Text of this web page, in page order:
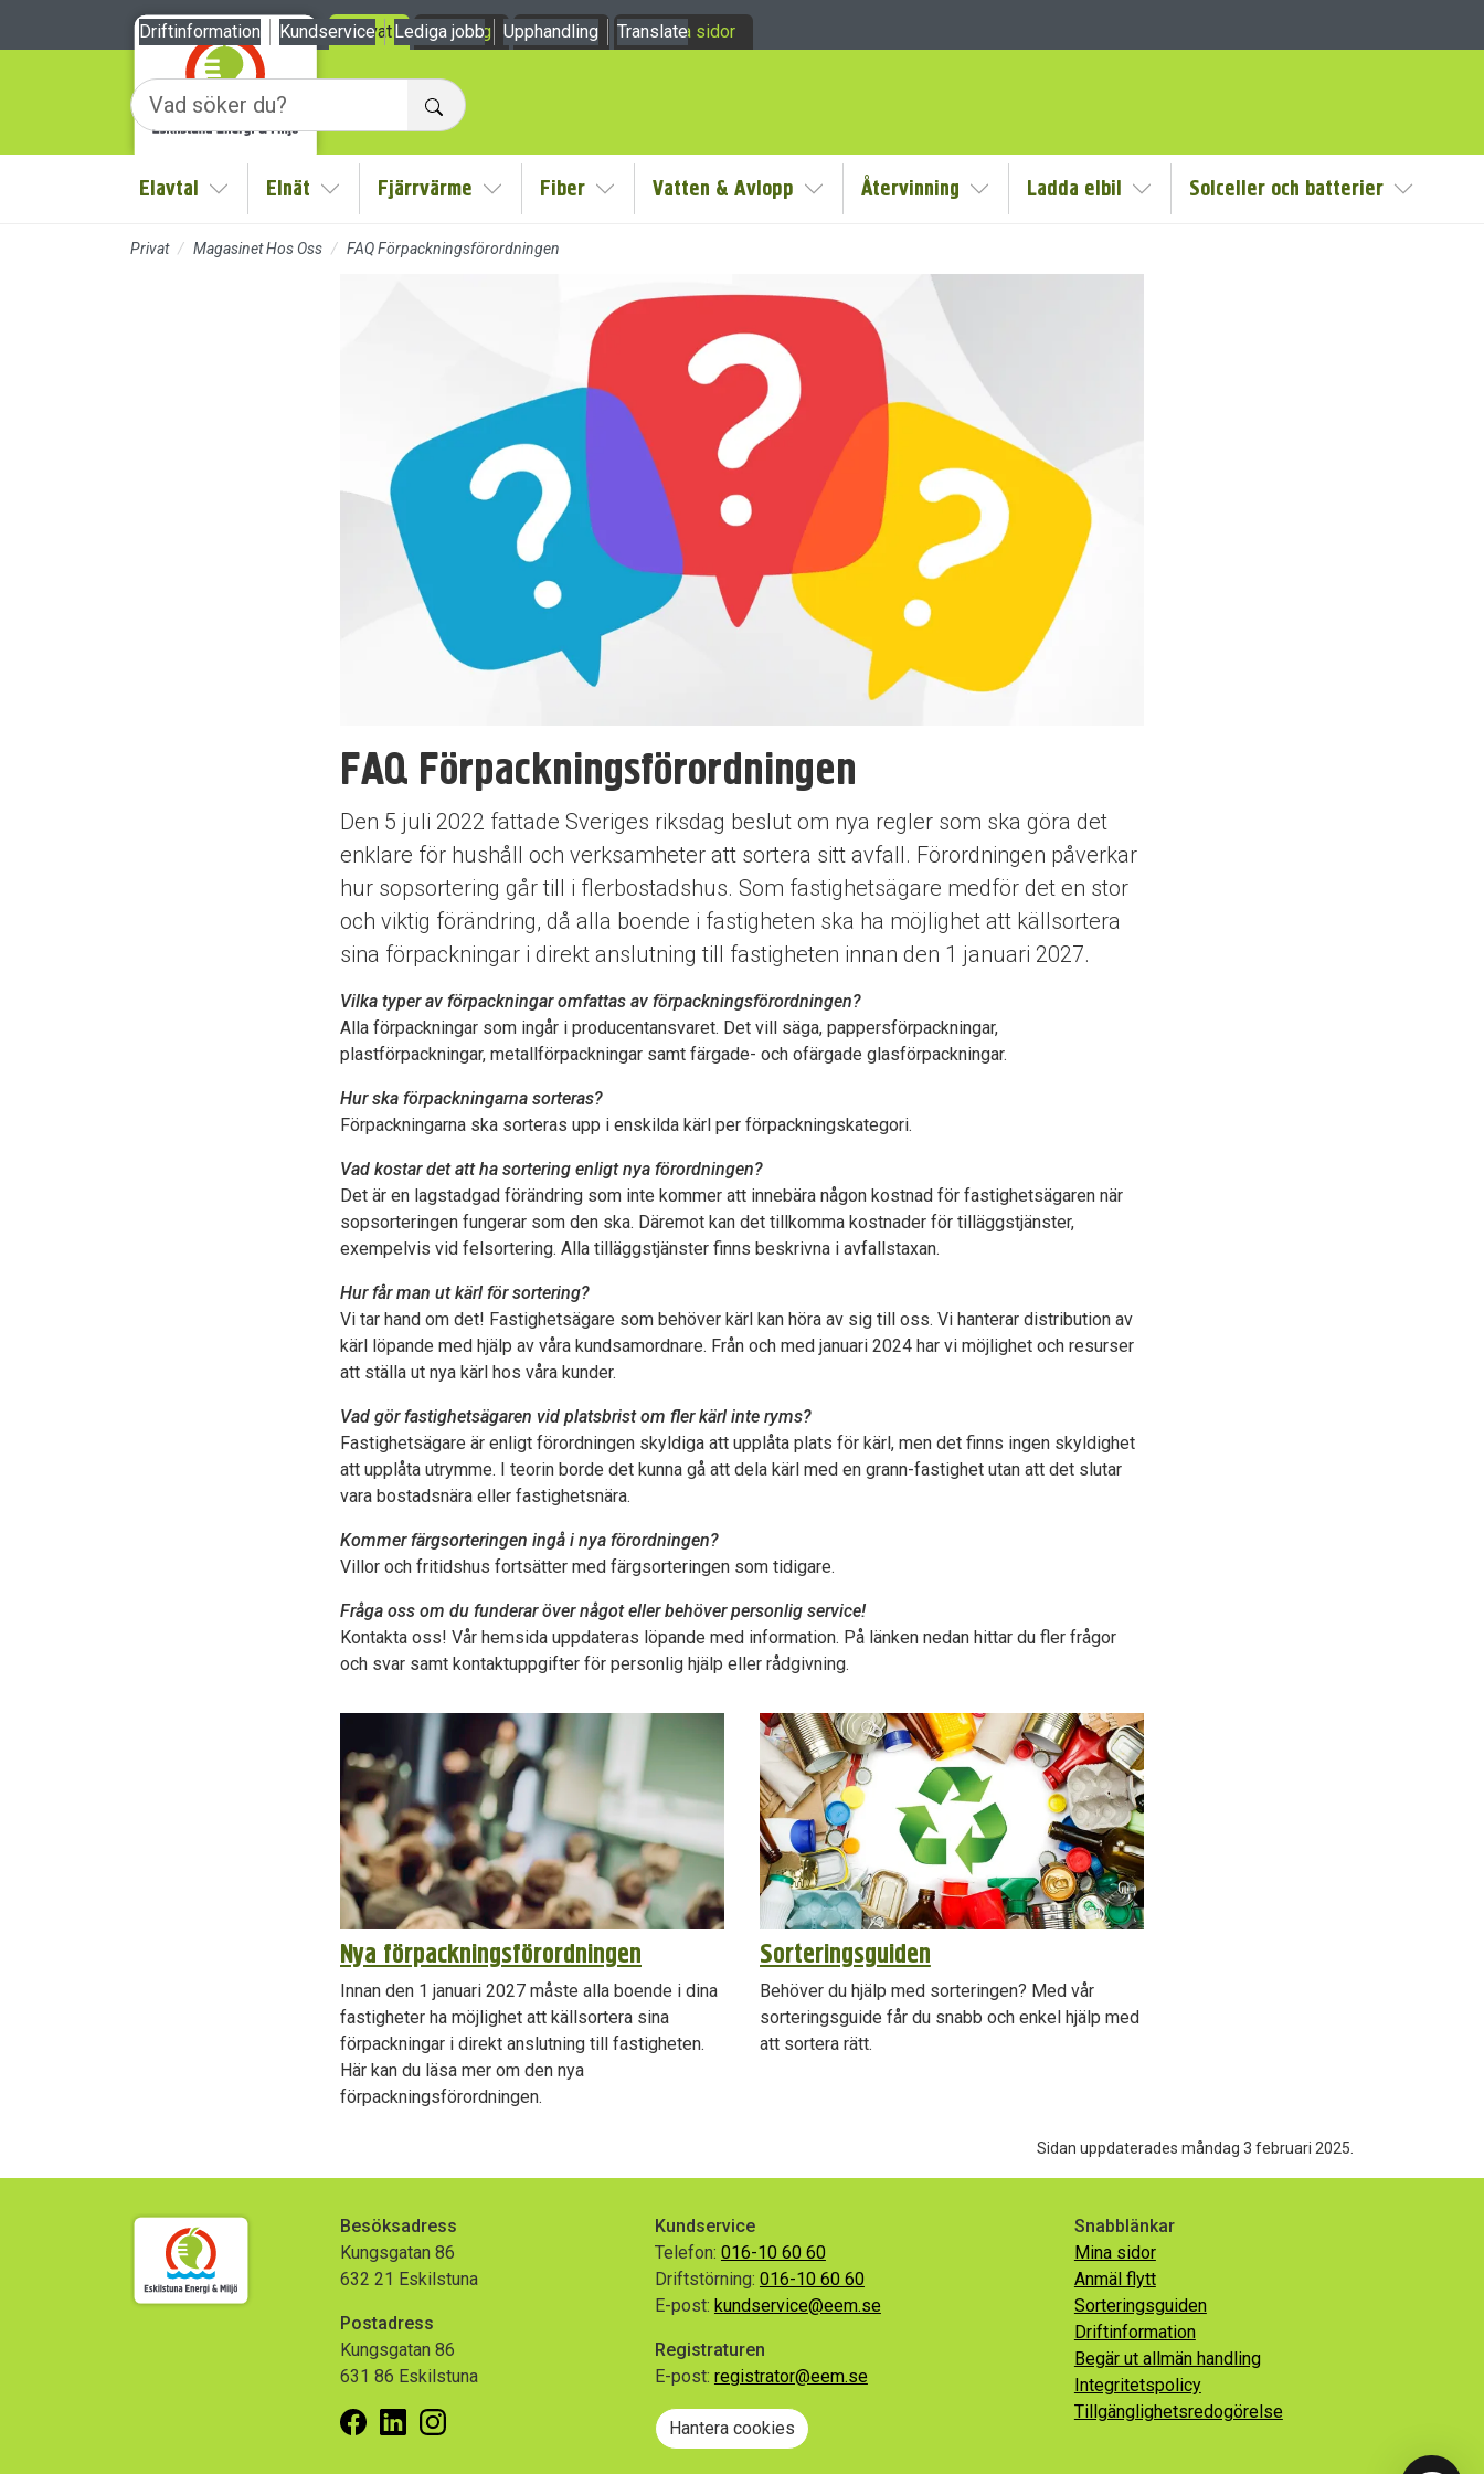
Till sidans huvudinnehåll
Privat
Företag Om oss Mina sidor
Sök
Elavtal Visa/Göm undermeny
Elnät Visa/Göm undermeny
Fjärrvärme Visa/Göm undermeny
Fiber Visa/Göm undermeny
Vatten & Avlopp Visa/Göm undermeny
Återvinning Visa/Göm undermeny
Ladda elbil Visa/Göm undermeny
Solceller och batterier Visa/Göm
Driftinformation Kundservice Lediga jobb Upphandling Translate
Privat Magasinet Hos Oss FAQ Förpackningsförordningen
FAQ Förpackningsförordningen
Den 5 juli 2022 fattade Sveriges riksdag beslut om nya regler som ska göra det
enklare för hushåll och verksamheter att sortera sitt avfall. Förordningen påverkar
hur sopsortering går till i flerbostadshus. Som fastighetsägare medför det en stor
och viktig förändring, då alla boende i fastigheten ska ha möjlighet att källsortera
sina förpackningar i direkt anslutning till fastigheten innan den 1 januari 2027.
Vilka typer av förpackningar omfattas av förpackningsförordningen?
Alla förpackningar som ingår i producentansvaret. Det vill säga, pappersförpackningar,
plastförpackningar, metallförpackningar samt färgade- och ofärgade glasförpackningar.
Hur ska förpackningarna sorteras?
Förpackningarna ska sorteras upp i enskilda kärl per förpackningskategori.
Vad kostar det att ha sortering enligt nya förordningen?
Det är en lagstadgad förändring som inte kommer att innebära någon kostnad för fastighetsägaren när
sopsorteringen fungerar som den ska. Däremot kan det tillkomma kostnader för tilläggstjänster,
exempelvis vid felsortering. Alla tilläggstjänster finns beskrivna i avfallstaxan.
Hur får man ut kärl för sortering?
Vi tar hand om det! Fastighetsägare som behöver kärl kan höra av sig till oss. Vi hanterar distribution av
kärl löpande med hjälp av våra kundsamordnare. Från och med januari 2024 har vi möjlighet och resurser
att ställa ut nya kärl hos våra kunder.
Vad gör fastighetsägaren vid platsbrist om fler kärl inte ryms?
Fastighetsägare är enligt förordningen skyldiga att upplåta plats för kärl, men det finns ingen skyldighet
att upplåta utrymme. I teorin borde det kunna gå att dela kärl med en grann-fastighet utan att det slutar
vara bostadsnära eller fastighetsnära.
Kommer färgsorteringen ingå i nya förordningen?
Villor och fritidshus fortsätter med färgsorteringen som tidigare.
Fråga oss om du funderar över något eller behöver personlig service!
Kontakta oss! Vår hemsida uppdateras löpande med information. På länken nedan hittar du fler frågor
och svar samt kontaktuppgifter för personlig hjälp eller rådgivning.
Nya förpackningsförordningen
Innan den 1 januari 2027 måste alla boende i dina
fastigheter ha möjlighet att källsortera sina
förpackningar i direkt anslutning till fastigheten.
Här kan du läsa mer om den nya
förpackningsförordningen.
Sorteringsguiden
Behöver du hjälp med sorteringen? Med vår
sorteringsguide får du snabb och enkel hjälp med
att sortera rätt.
Sidan uppdaterades måndag 3 februari 2025.
Besöksadress
Kungsgatan 86
632 21 Eskilstuna
Postadress
Kungsgatan 86
631 86 Eskilstuna
Facebook
LinkedinInstagram
Kundservice
Telefon: 016-10 60 60
Driftstörning: 016-10 60 60
E-post: kundservice@eem.se
Registraturen
E-post: registrator@eem.se
Hantera cookies
Snabblänkar
Mina sidor
Anmäl flytt
Sorteringsguiden
Driftinformation
Begär ut allmän handling
Integritetspolicy
Tillgänglighetsredogörelse